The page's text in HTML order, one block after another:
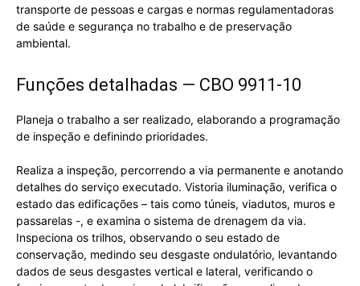
transporte de pessoas e cargas e normas regulamentadoras
de saúde e segurança no trabalho e de preservação
ambiental.
Funções detalhadas — CBO 9911-10
Planeja o trabalho a ser realizado, elaborando a programação
de inspeção e definindo prioridades.
Realiza a inspeção, percorrendo a via permanente e anotando
detalhes do serviço executado. Vistoria iluminação, verifica o
estado das edificações – tais como túneis, viadutos, muros e
passarelas -, e examina o sistema de drenagem da via.
Inspeciona os trilhos, observando o seu estado de
conservação, medindo seu desgaste ondulatório, levantando
dados de seus desgastes vertical e lateral, verificando o